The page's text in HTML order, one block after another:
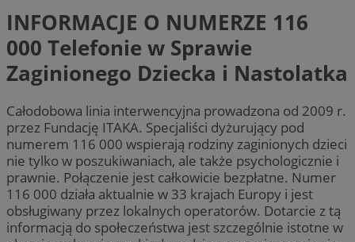
INFORMACJE O NUMERZE 116
000 Telefonie w Sprawie
Zaginionego Dziecka i Nastolatka
Całodobowa linia interwencyjna prowadzona od 2009 r.
przez Fundację ITAKA. Specjaliści dyżurujący pod
numerem 116 000 wspierają rodziny zaginionych dzieci
nie tylko w poszukiwaniach, ale także psychologicznie i
prawnie. Połączenie jest całkowicie bezpłatne. Numer
116 000 działa aktualnie w 33 krajach Europy i jest
obsługiwany przez lokalnych operatorów. Dotarcie z tą
informacją do społeczeństwa jest szczególnie istotne w